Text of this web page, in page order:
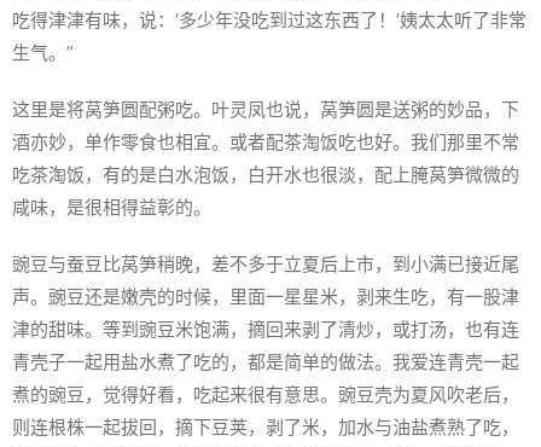
吃得津津有味，说：‘多少年没吃到过这东西了！’姨太太听了非常
生气。”
这里是将莴笋圆配粥吃。叶灵凤也说，莴笋圆是送粥的妙品，下
酒亦妙，单作零食也相宜。或者配茶淘饭吃也好。我们那里不常
吃茶淘饭，有的是白水泡饭，白开水也很淡，配上腌莴笋微微的
咸味，是很相得益彰的。
豌豆与蚕豆比莴笋稍晚，差不多于立夏后上市，到小满已接近尾
声。豌豆还是嫩壳的时候，里面一星星米，剥来生吃，有一股津
津的甜味。等到豌豆米饱满，摘回来剥了清炒，或打汤，也有连
青壳子一起用盐水煮了吃的，都是简单的做法。我爱连青壳一起
煮的豌豆，觉得好看，吃起来很有意思。豌豆壳为夏风吹老后，
则连根株一起拔回，摘下豆荚，剥了米，加水与油盐煮熟了吃，